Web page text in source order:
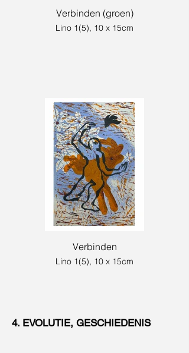
Verbinden (groen)
Lino 1(5), 10 x 15cm
Verbinden
Lino 1(5), 10 x 15cm
4. EVOLUTIE, GESCHIEDENIS